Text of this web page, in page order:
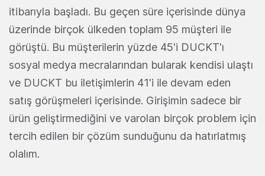
itibarıyla başladı. Bu geçen süre içerisinde dünya
üzerinde birçok ülkeden toplam 95 müşteri ile
görüştü. Bu müşterilerin yüzde 45'i DUCKT'ı
sosyal medya mecralarından bularak kendisi ulaştı
ve DUCKT bu iletişimlerin 41'i ile devam eden
satış görüşmeleri içerisinde. Girişimin sadece bir
ürün geliştirmediğini ve varolan birçok problem için
tercih edilen bir çözüm sunduğunu da hatırlatmış
olalım.